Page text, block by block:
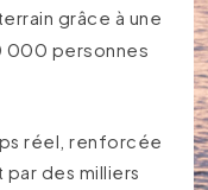
grâce à une
000 personnes
réel, renforcée
par des milliers